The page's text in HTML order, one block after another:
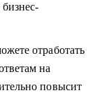
отработать
на
повысит